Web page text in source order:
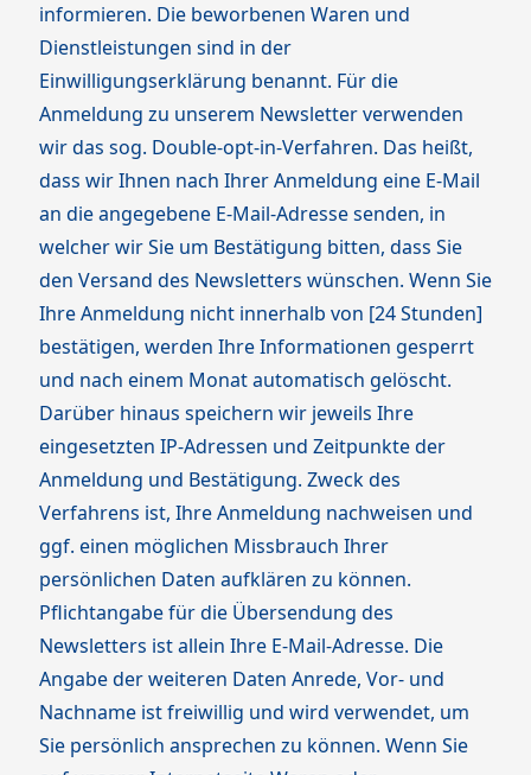
informieren. Die beworbenen Waren und
Dienstleistungen sind in der
Einwilligungserklärung benannt. Für die
Anmeldung zu unserem Newsletter verwenden
wir das sog. Double-opt-in-Verfahren. Das heißt,
dass wir Ihnen nach Ihrer Anmeldung eine E-Mail
an die angegebene E-Mail-Adresse senden, in
welcher wir Sie um Bestätigung bitten, dass Sie
den Versand des Newsletters wünschen. Wenn Sie
Ihre Anmeldung nicht innerhalb von [24 Stunden]
bestätigen, werden Ihre Informationen gesperrt
und nach einem Monat automatisch gelöscht.
Darüber hinaus speichern wir jeweils Ihre
eingesetzten IP-Adressen und Zeitpunkte der
Anmeldung und Bestätigung. Zweck des
Verfahrens ist, Ihre Anmeldung nachweisen und
ggf. einen möglichen Missbrauch Ihrer
persönlichen Daten aufklären zu können.
Pflichtangabe für die Übersendung des
Newsletters ist allein Ihre E-Mail-Adresse. Die
Angabe der weiteren Daten Anrede, Vor- und
Nachname ist freiwillig und wird verwendet, um
Sie persönlich ansprechen zu können. Wenn Sie